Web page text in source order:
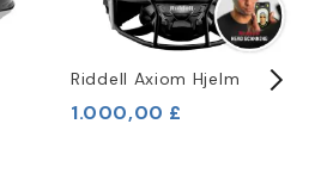
Riddell Axiom Hjelm
1.000,00 £